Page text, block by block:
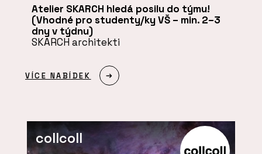
Atelier SKARCH hledá posilu do týmu!
(Vhodné pro studenty/ky VŠ – min. 2–3
dny v týdnu)
SKARCH architekti
VÍCE NABÍDEK
collcoll